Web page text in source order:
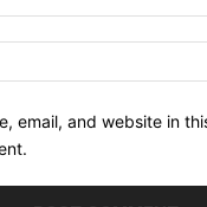
email, and website in